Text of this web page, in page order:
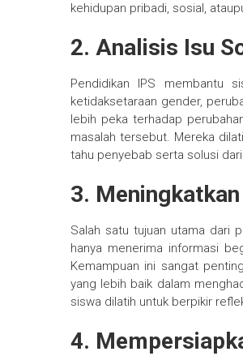
kehidupan pribadi, sosial,
2. Analisis Isu
Pendidikan IPS membantu
ketidaksetaraan gender,
lebih peka terhadap
masalah tersebut. Mereka
tahu penyebab serta solusi
3.
Salah satu tujuan utama dari
hanya menerima informasi
Kemampuan ini sangat
yang lebih baik dalam
siswa dilatih untuk berpikir
4.